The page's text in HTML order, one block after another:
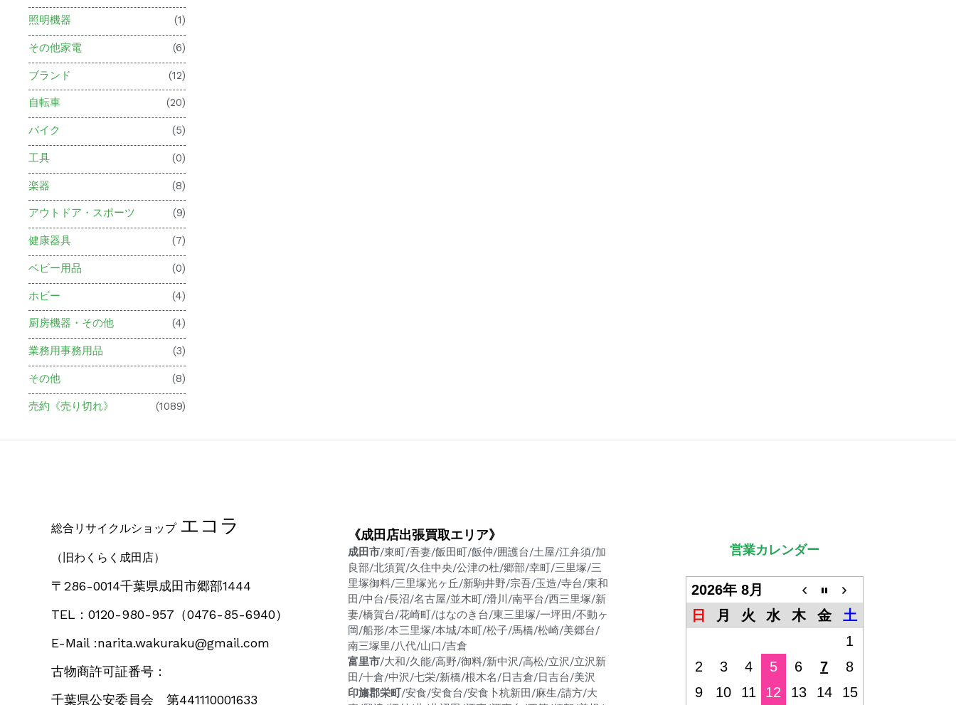
照明機器 (1)
その他家電 (6)
ブランド (12)
自転車 (20)
バイク (5)
工具 (0)
楽器 (8)
アウトドア・スポーツ (9)
健康器具 (7)
ベビー用品 (0)
ホビー (4)
厨房機器・その他 (4)
業務用事務用品 (3)
その他 (8)
売約《売り切れ》 (1089)
総合リサイクルショップ エコラ
（旧わくらく成田店）
〒286-0014千葉県成田市郷部1444
TEL：0120-980-957 （0476-85-6940）
E-Mail :narita.wakuraku@gmail.com
古物商許可証番号：
千葉県公安委員会 第441110001633
《成田店出張買取エリア》
成田市/東町/吾妻/飯田町/飯仲/囲護台/土屋/江弁須/加
良部/北須賀/久住中央/公津の杜/郷部/幸町/三里塚/三
里塚御料/三里塚光ヶ丘/新駒井野/宗吾/玉造/寺台/東和
田/中台/長沼/名古屋/並木町/滑川/南平台/西三里塚/新
妻/橋賀台/花崎町/はなのき台/東三里塚/一坪田/不動ヶ
岡/船形/本三里塚/本城/本町/松子/馬橋/松崎/美郷台/
南三塚里/八代/山口/吉倉
富里市/大和/久能/高野/御料/新中沢/高松/立沢/立沢新
田/十倉/中沢/七栄/新橋/根木名/日吉倉/日吉台/美沢
印旛郡栄町/安食/安食台/安食卜杭新田/麻生/請方/大
営業カレンダー
2026年 8月
日
月 火 水 木 金
土
1
2
3 4 5 6 7
8
9
10 11 12 13 14 15